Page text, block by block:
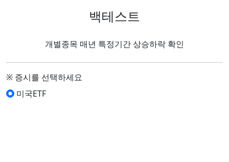
백테스트
개별종목 매년 특정기간 상승하락 확인
※ 증시를 선택하세요
미국ETF